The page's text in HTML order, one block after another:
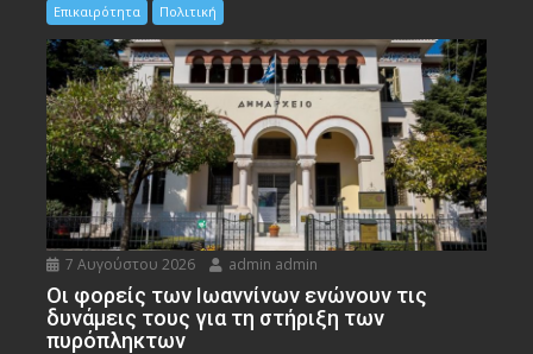
Επικαιρότητα Πολιτική
7 Αυγούστου 2026 admin admin
Οι φορείς των Ιωαννίνων ενώνουν τις
δυνάμεις τους για τη στήριξη των
πυρόπληκτων